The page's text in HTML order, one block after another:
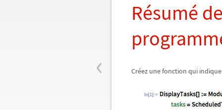
‹
Résumé
Créez une fonction qui
In[1]:=